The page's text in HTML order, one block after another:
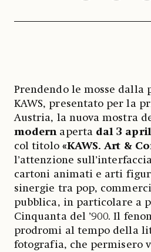
Prendendo le mosse dalla
KAWS, presentato per la
Austria, la nuova mostra
modernaperta dal 3
col titolo «KAWS. Art &
l’attenzione
cartoni animati e arti
sinergie tra pop,
pubblica, in particolare a
Cinquanta del ’900. Il
prodromi al tempo della
fotografia, che permisero